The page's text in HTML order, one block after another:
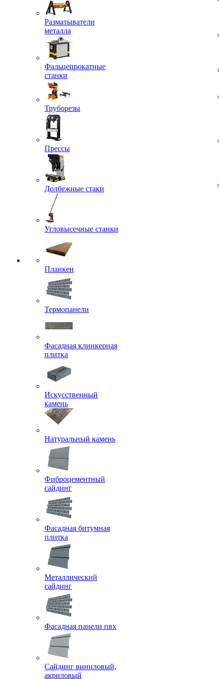
Разматыватели
металла
Фальцепрокатные
станки
Труборезы
Прессы
Долбежные стаки
Угловысечные станки
Планкен
Термопанели
Фасадная клинкерная
плитка
Искусственный
камень
Натуральный камень
Фиброцементный
сайдинг
Фасадная битумная
плитка
Металлический
сайдинг
Фасадная панели пвх
Сайдинг виниловый,
акриловый